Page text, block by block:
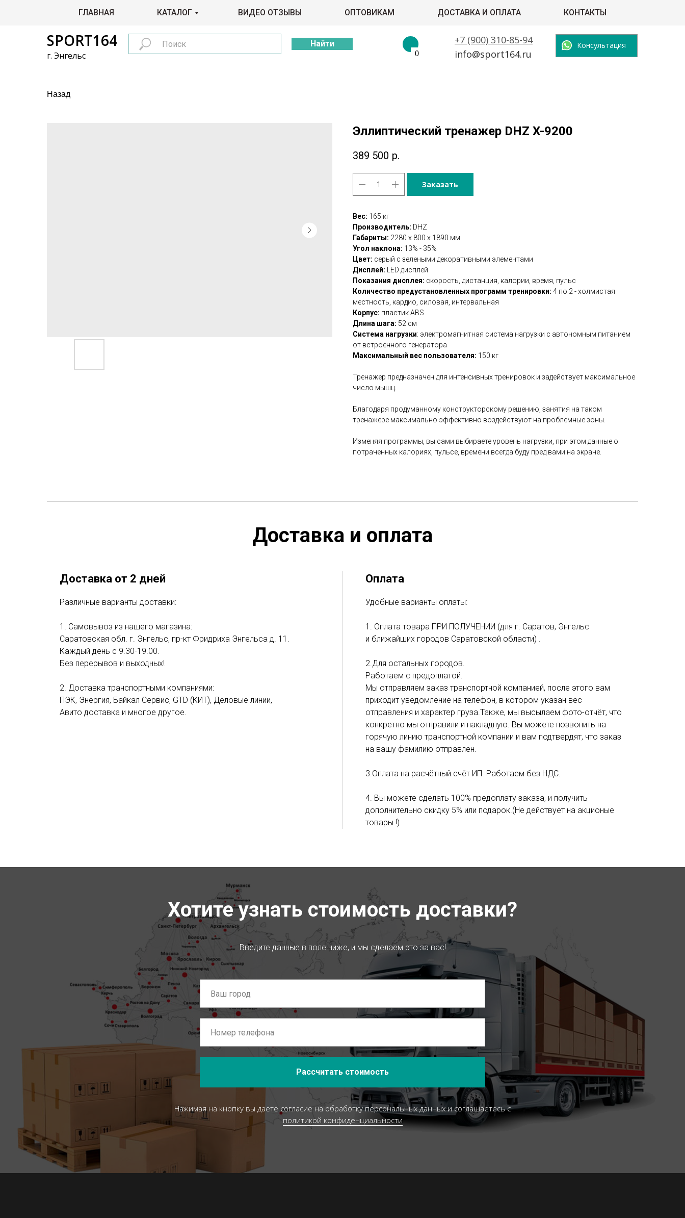
+7 (900) 310-85-94
SPORT164 Консультация
Найти
0 info@sport164.ru
г. Энгельс
Назад
ГЛАВНАЯ КАТАЛОГ ВИДЕО ОТЗЫВЫ ОПТОВИКАМ ДОСТАВКА И ОПЛАТА КОНТАКТЫ
Эллиптический тренажер DHZ X-9200
389 500 р.
Заказать
Вес: 165 кг
Производитель: DHZ
Габариты: 2280 х 800 х 1890 мм
Угол наклона: 13% - 35%
Цвет: серый с зелеными декоративными элементами
Дисплей: LED дисплей
Показания дисплея: скорость, дистанция, калории, время, пульс
Количество предустановленных программ тренировки: 4 по 2 - холмистая
местность, кардио, силовая, интервальная
Корпус: пластик ABS
Длина шага: 52 см
Система нагрузки: электромагнитная система нагрузки с автономным питанием
от встроенного генератора
Максимальный вес пользователя: 150 кг
Тренажер предназначен для интенсивных тренировок и задействует максимальное
число мышц.
Благодаря продуманному конструкторскому решению, занятия на таком
тренажере максимально эффективно воздействуют на проблемные зоны.
Изменяя программы, вы сами выбираете уровень нагрузки, при этом данные о
потраченных калориях, пульсе, времени всегда буду пред вами на экране.
Доставка и оплата
Доставка от 2 дней
Различные варианты доставки:
1. Самовывоз из нашего магазина:
Саратовская обл. г. Энгельс, пр-кт Фридриха Энгельса д. 11.
Каждый день с 9.30-19.00.
Без перерывов и выходных!
2. Доставка транспортными компаниями:
ПЭК, Энергия, Байкал Сервис, GTD (КИТ), Деловые линии,
Авито доставка и многое другое.
Оплата
Удобные варианты оплаты:
1. Оплата товара ПРИ ПОЛУЧЕНИИ (для г. Саратов, Энгельс
и ближайших городов Саратовской области) .
2.Для остальных городов.
Работаем с предоплатой.
Мы отправляем заказ транспортной компанией, после этого вам
приходит уведомление на телефон, в котором указан вес
отправления и характер груза.Также, мы высылаем фото-отчёт, что
конкретно мы отправили и накладную. Вы можете позвонить на
горячую линию транспортной компании и вам подтвердят, что заказ
на вашу фамилию отправлен.
3.Оплата на расчётный счёт ИП. Работаем без НДС.
4. Вы можете сделать 100% предоплату заказа, и получить
дополнительно скидку 5% или подарок.(Не действует на акционые
товары !)
Хотите узнать стоимость доставки?
Введите данные в поле ниже, и мы сделаем это за вас!
Рассчитать стоимость
Нажимая на кнопку вы даёте согласие на обработку персональных данных и соглашаетесь c
политикой конфиденциальности